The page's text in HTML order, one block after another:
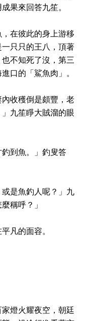
果來回答九笙。
在彼此的身上游移
只只的王八，頂著
不知死了沒，第三
口的「鯊魚肉」。
內收穫倒是頗豐，老
九笙睜大賊溜的眼
釣到魚。」釣叟答
或是魚釣人呢？」九
稱呼？」
凡的面容。
燈火耀夜空，朝廷